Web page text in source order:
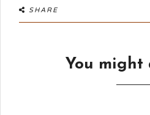
SHARE
You might